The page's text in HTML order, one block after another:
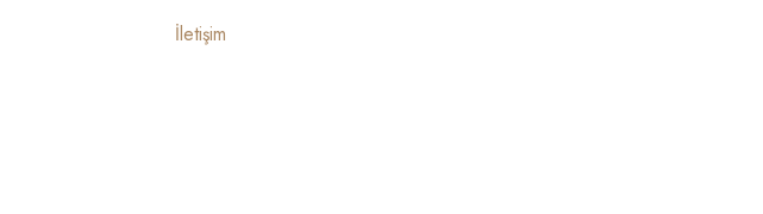
İletişim